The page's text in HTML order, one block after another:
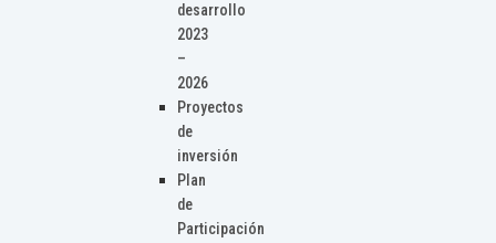
desarrollo
2023
–
2026
Proyectos
de
inversión
Plan
de
Participación